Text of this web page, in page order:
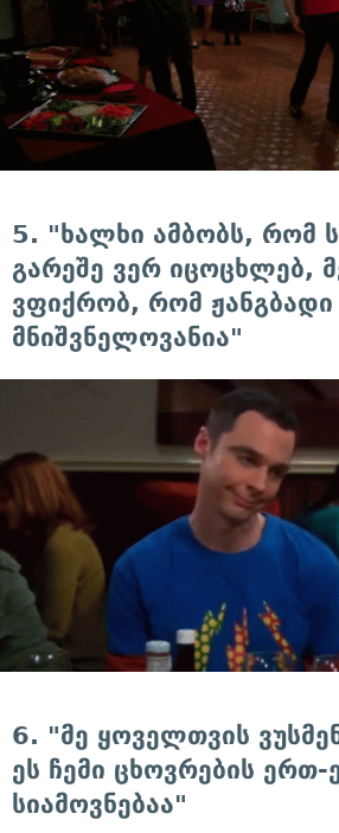
5. "ხალხი ამბობს, რომ
გარეშე ვერ იცოცხლებ,
ვფიქრობ, რომ
მნიშვნელოვანია"
6. "მე ყოველთვის
ეს ჩემი ცხოვრების
სიამოვნებაა"